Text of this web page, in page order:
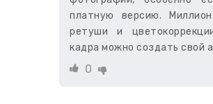
платную версию.
ретуши и
кадра можно создать свой
0